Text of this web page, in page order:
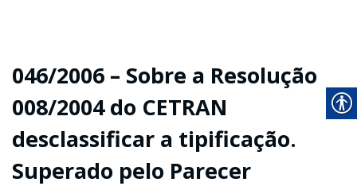
046/2006 – Sobre a Resolução
008/2004 do CETRAN
desclassificar a tipificação.
Superado pelo Parecer